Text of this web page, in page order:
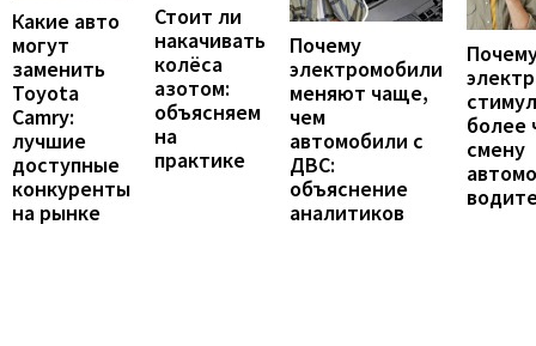
Какие авто
могут
заменить
Toyota
Camry:
лучшие
доступные
конкуренты
на рынке
Стоит ли
накачивать
колёса
азотом:
объясняем
на
практике
Почему
электромобили
меняют чаще,
чем
автомобили с
ДВС:
объяснение
аналитиков
более
смену